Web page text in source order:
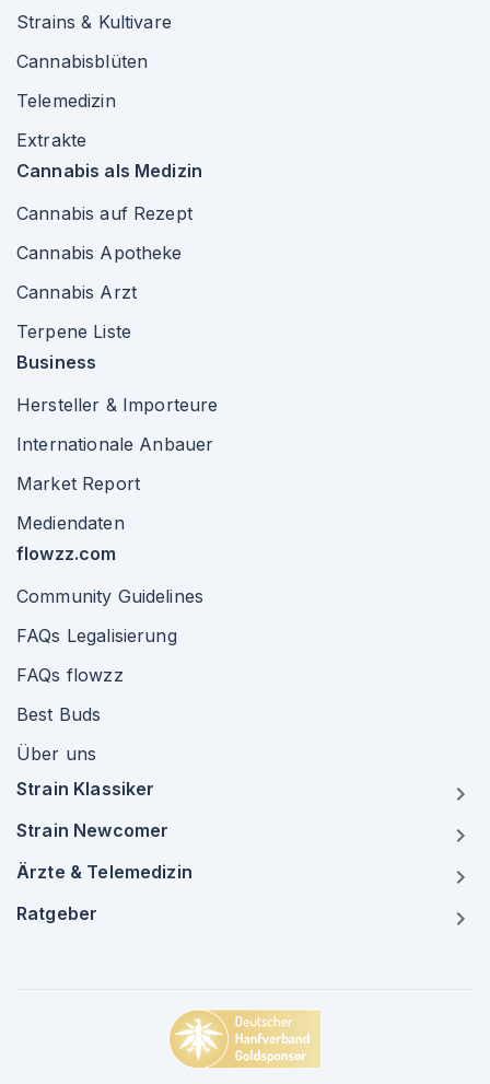
Strains & Kultivare
Cannabisblüten
Telemedizin
Extrakte
Cannabis als Medizin
Cannabis auf Rezept
Cannabis Apotheke
Cannabis Arzt
Terpene Liste
Business
Hersteller & Importeure
Internationale Anbauer
Market Report
Mediendaten
flowzz.com
Community Guidelines
FAQs Legalisierung
FAQs flowzz
Best Buds
Über uns
Strain Klassiker
Strain Newcomer
Ärzte & Telemedizin
Ratgeber